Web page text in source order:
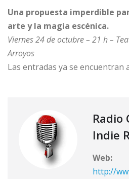
Una propuesta imperdible
arte y la magia escénica.
Viernes 24 de octubre – 21 h –
Arroyos
Las entradas ya se encuentran
Radio
Indie
Web:
http://